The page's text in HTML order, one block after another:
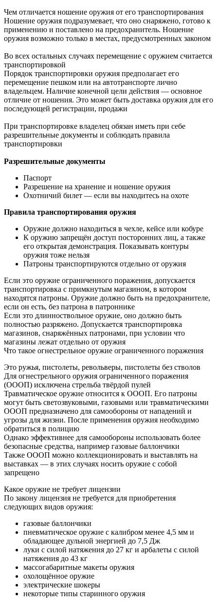
Чем отличается ношение оружия от его транспортирования
Ношение оружия подразумевает, что оно снаряжено, готово к
применению и поставлено на предохранитель. Ношение
оружия возможно только в местах, предусмотренных законом
Во всех остальных случаях перемещение с оружием считается
транспортировкой
Порядок транспортировки оружия предполагает его
перемещение пешком или на автотранспорте лично
владельцем. Наличие конечной цели действия — основное
отличие от ношения. Это может быть доставка оружия для его
последующей регистрации, продажи
При транспортировке владелец обязан иметь при себе
разрешительные документы и соблюдать правила
транспортировки
Разрешительные документы
Паспорт
Разрешение на хранение и ношение оружия
Охотничий билет — если вы находитесь на охоте
Правила транспортирования оружия
Оружие должно находиться в чехле, кейсе или кобуре
К оружию запрещён доступ посторонних лиц, а также
его открытая демонстрация. Показывать контуры
оружия тоже нельзя
Патроны транспортируются отдельно от оружия
Если это оружие ограниченного поражения, допускается
транспортировка с примкнутым магазином, в котором
находятся патроны. Оружие должно быть на предохранителе,
если он есть, без патрона в патроннике
Если это длинноствольное оружие, оно должно быть
полностью разряжено. Допускается транспортировка
магазинов, снаряжённых патронами, при условии что
магазины лежат отдельно от оружия
Что такое огнестрельное оружие ограниченного поражения
Это ружья, пистолеты, револьверы, пистолеты без стволов
Для огнестрельного оружия ограниченного поражения
(ОООП) исключена стрельба твёрдой пулей
Травматическое оружие относится к ОООП. Его патроны
могут быть светозвуковыми, газовыми или травматическими
ОООП предназначено для самообороны от нападений и
угрозы для жизни. После применения оружия необходимо
обратиться в полицию
Однако эффективнее для самообороны использовать более
безопасные средства, например газовые баллончики
Также ОООП можно коллекционировать и выставлять на
выставках — в этих случаях носить оружие с собой
запрещено
Какое оружие не требует лицензии
По закону лицензия не требуется для приобретения
следующих видов оружия:
газовые баллончики
пневматическое оружие с калибром менее 4,5 мм и
обладающее дульной энергией до 7,5 Дж
луки с силой натяжения до 27 кг и арбалеты с силой
натяжения до 43 кг
массогабаритные макеты оружия
охолощённое оружие
электрические шокеры
некоторые типы старинного оружия